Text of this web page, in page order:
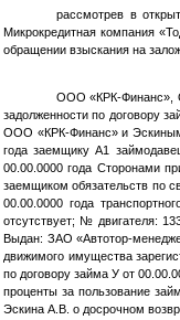
рассмотрев в
Микрокредитная компания
обращении взыскания на
ООО «КРК-Финанс»,
задолженности по договору
ООО «КРК-Финанс» и
годазаемщикуА1
00.00.0000 года Сторонами
заемщиком обязательств по
00.00.0000 года
отсутствует; № двигателя:
Выдан: ЗАО «Автотор-
движимого имущества
по договору займа Уот
проценты за пользование
Эскина А.В. о досрочном